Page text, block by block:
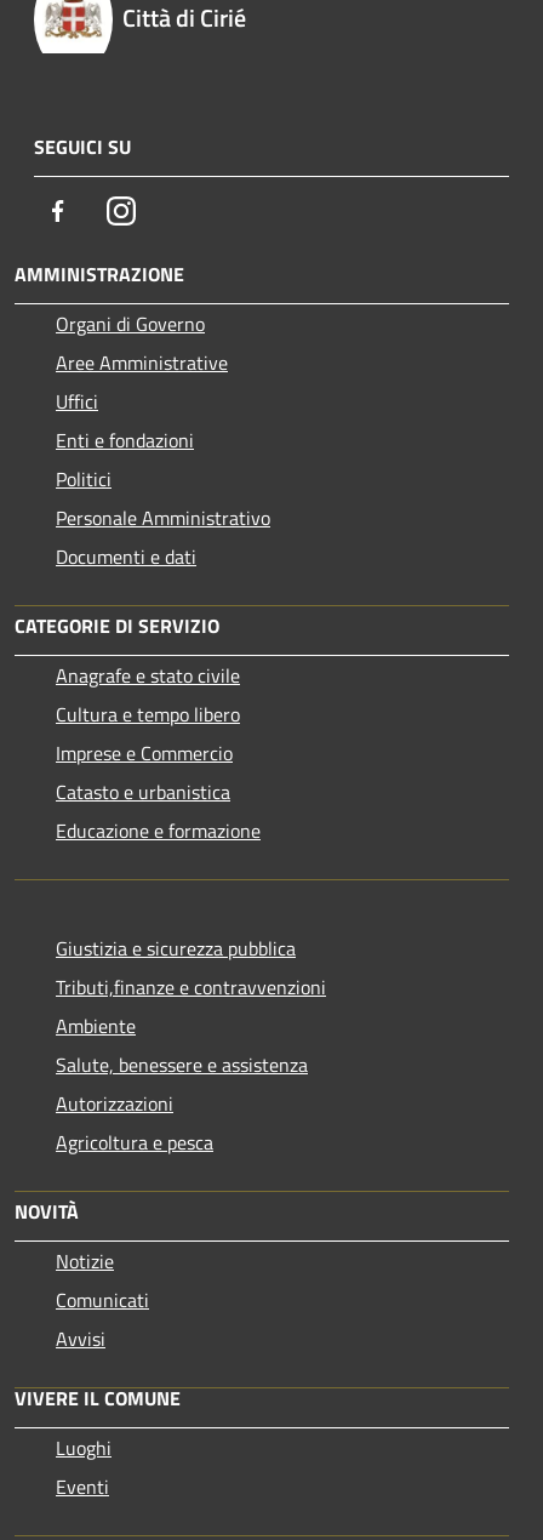
Città di Cirié
SEGUICI SU
FacebookInstagram
AMMINISTRAZIONE
Organi di Governo
Aree Amministrative
Uffici
Enti e fondazioni
Politici
Personale Amministrativo
Documenti e dati
CATEGORIE DI SERVIZIO
Anagrafe e stato civile
Cultura e tempo libero
Imprese e Commercio
Catasto e urbanistica
Educazione e formazione
Giustizia e sicurezza pubblica
Tributi,finanze e contravvenzioni
Ambiente
Salute, benessere e assistenza
Autorizzazioni
Agricoltura e pesca
NOVITÀ
Notizie
Comunicati
Avvisi
VIVERE IL COMUNE
Luoghi
Eventi